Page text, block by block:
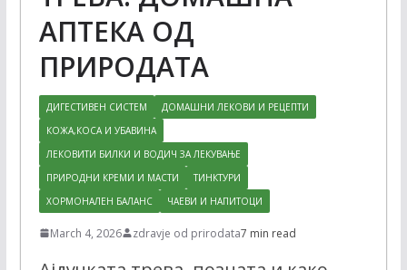
АПТЕКА ОД
ПРИРОДАТА
ДИГЕСТИВЕН СИСТЕМ
ДОМАШНИ ЛЕКОВИ И РЕЦЕПТИ
КОЖА,КОСА И УБАВИНА
ЛЕКОВИТИ БИЛКИ И ВОДИЧ ЗА ЛЕКУВАЊЕ
ПРИРОДНИ КРЕМИ И МАСТИ
ТИНКТУРИ
ХОРМОНАЛЕН БАЛАНС
ЧАЕВИ И НАПИТОЦИ
March 4, 2026 zdravje od prirodata7 min read